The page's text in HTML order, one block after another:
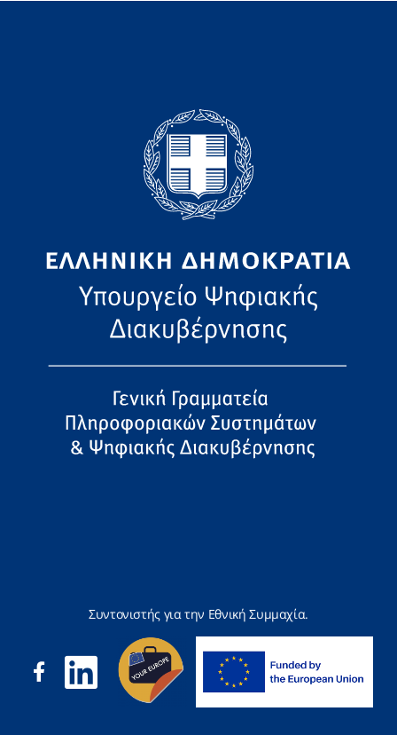
Συντονιστής για την Εθνική Συμμαχία.